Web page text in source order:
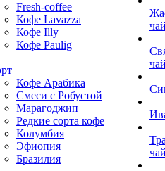
Fresh-coffee
Кофе Lavazza
Кофе Illy
Кофе Paulig
Кофе Арабика
Смеси с Робустой
Марагоджип
Редкие сорта кофе
Колумбия
Эфиопия
Бразилия